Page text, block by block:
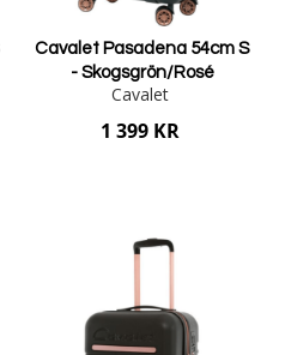
Cavalet Pasadena 54cm S
- Skogsgrön/Rosé
Cavalet
1 399 KR